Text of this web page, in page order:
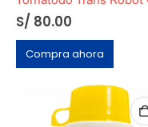
S/ 80.00
Compra ahora